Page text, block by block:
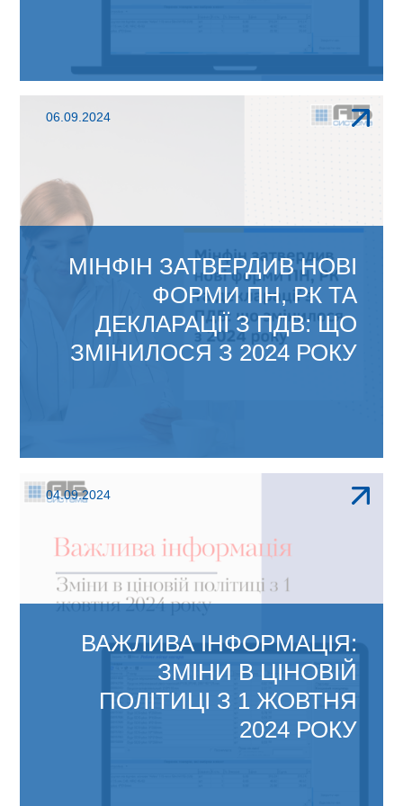
ЗМІНИ В АБ ОФІС 4.1: Додано перевірку на
06.09.2024
МІНФІН ЗАТВЕРДИВ НОВІ
ФОРМИ ПН, РК ТА
ДЕКЛАРАЦІЇ З ПДВ: ЩО
ЗМІНИЛОСЯ З 2024 РОКУ
Міністерство фінансів України своїм
наказом від 09 серпня 2024 року...
04.09.2024
ВАЖЛИВА ІНФОРМАЦІЯ:
ЗМІНИ В ЦІНОВІЙ
ПОЛІТИЦІ З 1 ЖОВТНЯ
2024 РОКУ